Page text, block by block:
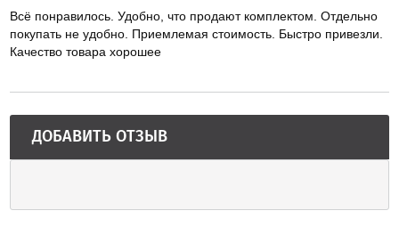
Всё понравилось. Удобно, что продают комплектом. Отдельно
покупать не удобно. Приемлемая стоимость. Быстро привезли.
Качество товара хорошее
ДОБАВИТЬ ОТЗЫВ